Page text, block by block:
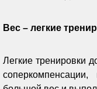
Вес – легкие
Легкие тренировки